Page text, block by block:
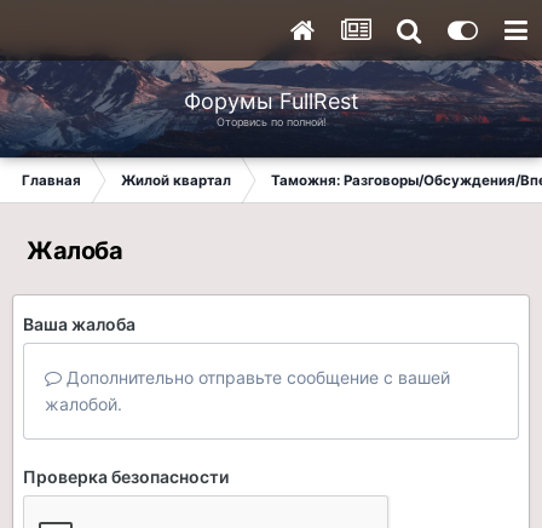
Форумы FullRest
Оторвись по полной!
Главная Жилой квартал Таможня: Разговоры/Обсуждения/
Жалоба
Ваша жалоба
Дополнительно отправьте сообщение с вашей
жалобой.
Проверка безопасности